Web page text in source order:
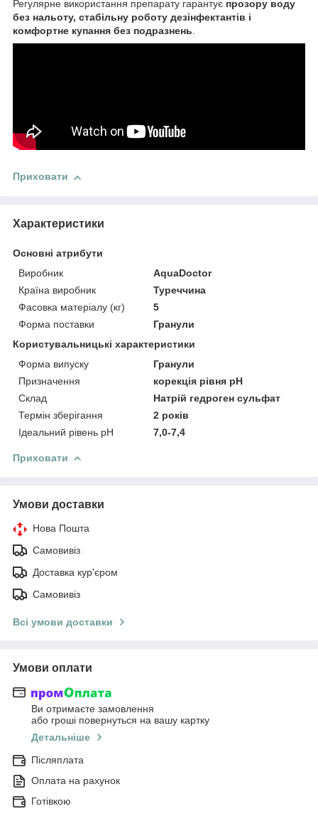
Регулярне використання препарату гарантує прозору воду
без нальоту, стабільну роботу дезінфектантів і
комфортне купання без подразнень.
Приховати
Характеристики
Основні атрибути
Виробник
AquaDoctor
Країна виробник
Туреччина
Фасовка матеріалу (кг)
5
Форма поставки
Гранули
Користувальницькі характеристики
Форма випуску
Гранули
Призначення
корекція рівня рН
Склад
Натрій гедроген сульфат
Термін зберігання
2 років
Ідеальний рівень рН
7,0-7,4
Приховати
Умови доставки
Нова Пошта
Самовивіз
Доставка кур'єром
Самовивіз
Всі умови доставки
Умови оплати
Ви отримаєте замовлення
або гроші повернуться на вашу картку
Детальніше
Післяплата
Оплата на рахунок
Готівкою